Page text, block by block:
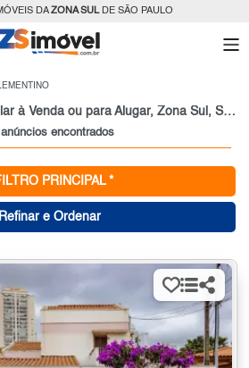
DAZONA SULDE SÃO PAULO
Imóveis na Rua Dr Bacelar à Venda ou para Alugar, Zona Sul, São Paulo, SP
encontrados
PRINCIPAL *
Refinar e Ordenar